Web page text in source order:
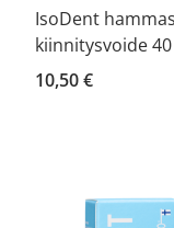
IsoDent
kiinnitysvoide
10,50 €